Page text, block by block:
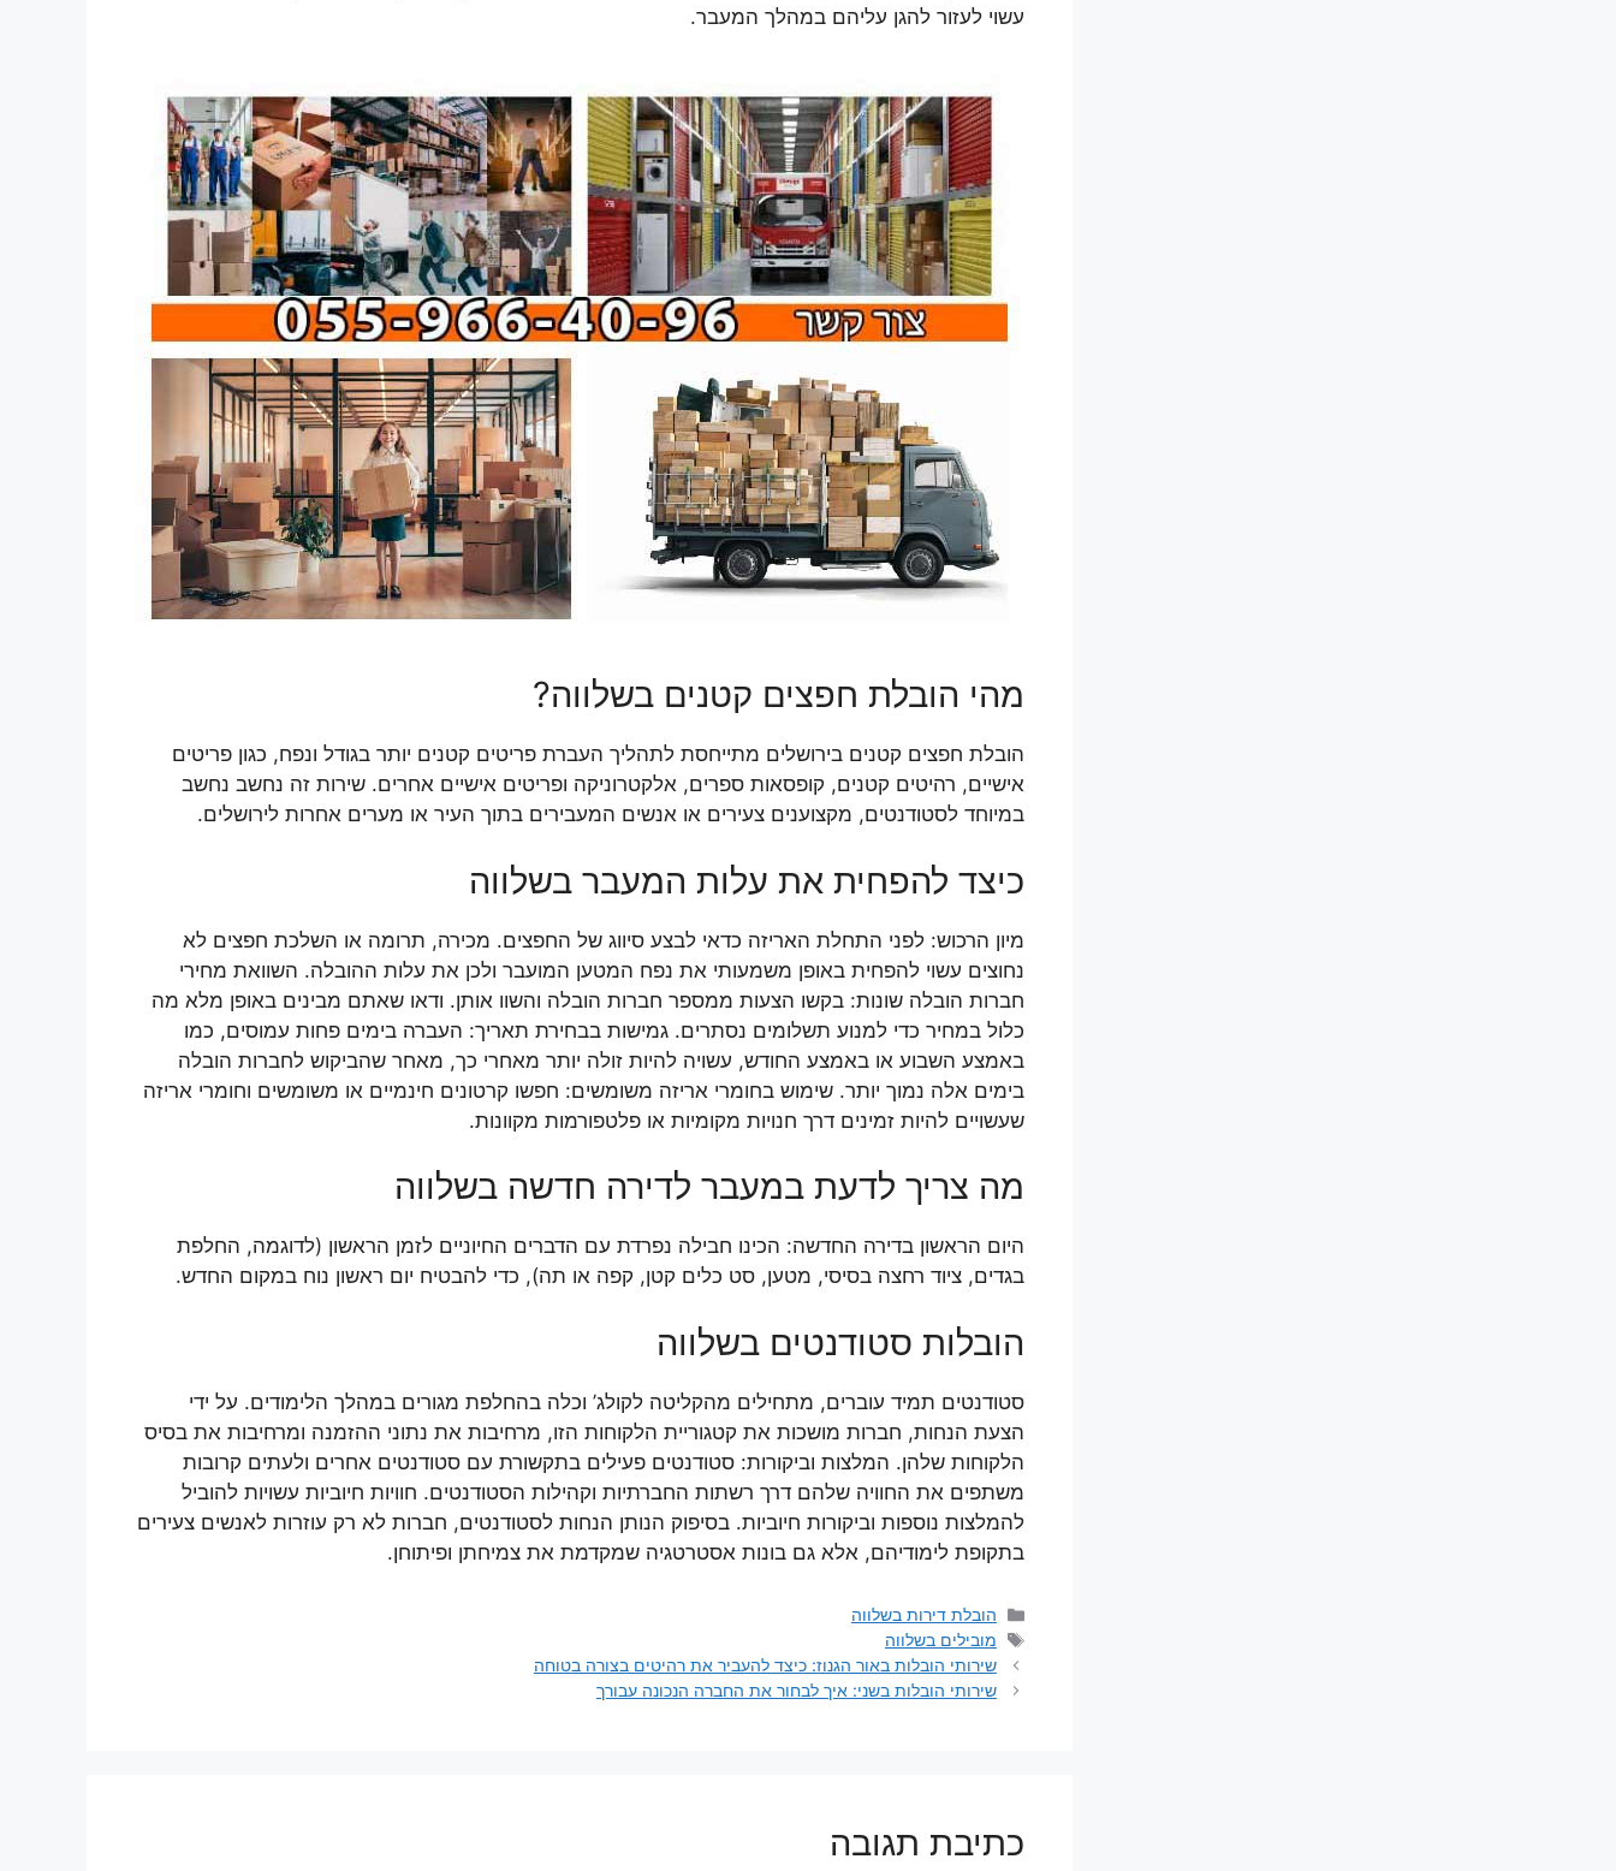
עשוי לעזור להגן עליהם במהלך המעבר.
מהי הובלת חפצים קטנים בשלווה?
הובלת חפצים קטנים בירושלים מתייחסת לתהליך העברת פריטים קטנים יותר בגודל ונפח, כגון פריטים
אישיים, רהיטים קטנים, קופסאות ספרים, אלקטרוניקה ופריטים אישיים אחרים. שירות זה נחשב נחשב
במיוחד לסטודנטים, מקצוענים צעירים או אנשים המעבירים בתוך העיר או מערים אחרות לירושלים.
כיצד להפחית את עלות המעבר בשלווה
מיון הרכוש: לפני התחלת האריזה כדאי לבצע סיווג של החפצים. מכירה, תרומה או השלכת חפצים לא
נחוצים עשוי להפחית באופן משמעותי את נפח המטען המועבר ולכן את עלות ההובלה. השוואת מחירי
חברות הובלה שונות: בקשו הצעות ממספר חברות הובלה והשוו אותן. ודאו שאתם מבינים באופן מלא מה
כלול במחיר כדי למנוע תשלומים נסתרים. גמישות בבחירת תאריך: העברה בימים פחות עמוסים, כמו
באמצע השבוע או באמצע החודש, עשויה להיות זולה יותר מאחרי כך, מאחר שהביקוש לחברות הובלה
בימים אלה נמוך יותר. שימוש בחומרי אריזה משומשים: חפשו קרטונים חינמיים או משומשים וחומרי אריזה
שעשויים להיות זמינים דרך חנויות מקומיות או פלטפורמות מקוונות.
מה צריך לדעת במעבר לדירה חדשה בשלווה
היום הראשון בדירה החדשה: הכינו חבילה נפרדת עם הדברים החיוניים לזמן הראשון (לדוגמה, החלפת
בגדים, ציוד רחצה בסיסי, מטען, סט כלים קטן, קפה או תה), כדי להבטיח יום ראשון נוח במקום החדש.
הובלות סטודנטים בשלווה
סטודנטים תמיד עוברים, מתחילים מהקליטה לקולג’ וכלה בהחלפת מגורים במהלך הלימודים. על ידי
הצעת הנחות, חברות מושכות את קטגוריית הלקוחות הזו, מרחיבות את נתוני ההזמנה ומרחיבות את בסיס
הלקוחות שלהן. המלצות וביקורות: סטודנטים פעילים בתקשורת עם סטודנטים אחרים ולעתים קרובות
משתפים את החוויה שלהם דרך רשתות החברתיות וקהילות הסטודנטים. חוויות חיוביות עשויות להוביל
להמלצות נוספות וביקורות חיוביות. בסיפוק הנותן הנחות לסטודנטים, חברות לא רק עוזרות לאנשים צעירים
בתקופת לימודיהם, אלא גם בונות אסטרטגיה שמקדמת את צמיחתן ופיתוחן.
קטגוריות
הובלת דירות בשלווה
תגיות
מובילים בשלווה
שירותי הובלות באור הגנוז: כיצד להעביר את רהיטים בצורה בטוחה
שירותי הובלות בשני: איך לבחור את החברה הנכונה עבורך
כתיבת תגובה